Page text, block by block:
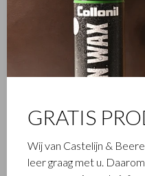
gerenommeerd
lederwaren ontwerpt en
GRATIS
Wij van Castelijn &
leer graag met u.